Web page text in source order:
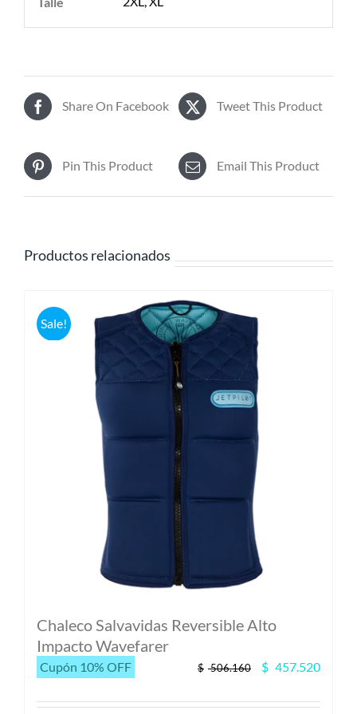
Share On Facebook Tweet This Product
Pin This Product Email This Product
Productos relacionados
Sale!
Chaleco Salvavidas Reversible Alto
Impacto Wavefarer
Cupón 10% OFF $ 506.160
El
$ 457.520El